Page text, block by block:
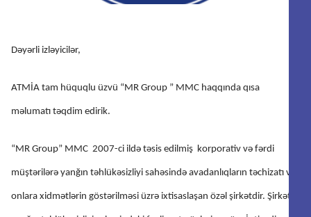
Dəyərli izləyicilər,
ATMİA tam hüquqlu üzvü “MR Group ” MMC haqqında qısa
məlumatı təqdim edirik.
“MR Group” MMC 2007-ci ildə təsis edilmiş korporativ və fərdi
müştərilərə yanğın təhlükəsizliyi sahəsində avadanlıqların təchizatı və
onlara xidmətlərin göstərilməsi üzrə ixtisaslaşan özəl şirkətdir. Şirkət